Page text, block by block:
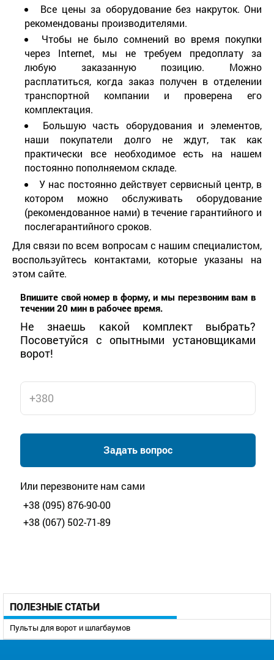
ПОЛЕЗНЫЕ СТАТЬИ
Пульты для ворот и шлагбаумов
Все цены за оборудование без накруток. Они
рекомендованы производителями.
Чтобы не было сомнений во время покупки
через Internet, мы не требуем предоплату за
любую заказанную позицию. Можно
расплатиться, когда заказ получен в отделении
транспортной компании и проверена его
комплектация.
Большую часть оборудования и элементов,
наши покупатели долго не ждут, так как
практически все необходимое есть на нашем
постоянно пополняемом складе.
У нас постоянно действует сервисный центр, в
котором можно обслуживать оборудование
(рекомендованное нами) в течение гарантийного и
послегарантийного сроков.
Для связи по всем вопросам с нашим специалистом,
воспользуйтесь контактами, которые указаны на
этом сайте.
Впишите свой номер в форму, и мы перезвоним вам в
течении 20 мин в рабочее время.
Не знаешь какой комплект выбрать?
Посоветуйся с опытными установщиками
ворот!
Или перезвоните нам сами
+38 (095) 876-90-00
+38 (067) 502-71-89
Задать вопрос